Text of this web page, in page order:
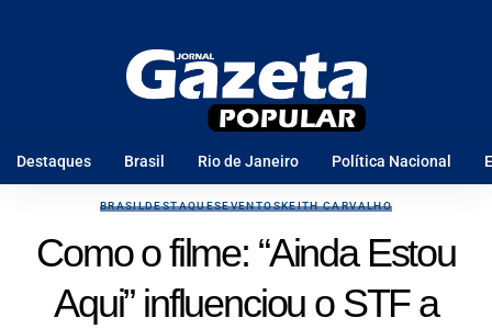
Destaques Brasil Rio de Janeiro Política Nacional
BRASILDESTAQUESEVENTOSKEITH CARVALHO
Como o filme: “Ainda Estou
Aqui” influenciou o STF a